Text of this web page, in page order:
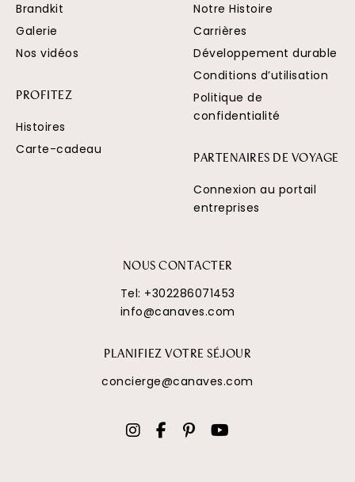
Brandkit
Galerie
Nos vidéos
PROFITEZ
Histoires
Carte-cadeau
Notre Histoire
Carrières
Développement durable
Conditions d’utilisation
Politique de
confidentialité
PARTENAIRES DE VOYAGE
Connexion au portail
entreprises
NOUS CONTACTER
Tel: +302286071453
info@canaves.com
PLANIFIEZ VOTRE SÉJOUR
concierge@canaves.com